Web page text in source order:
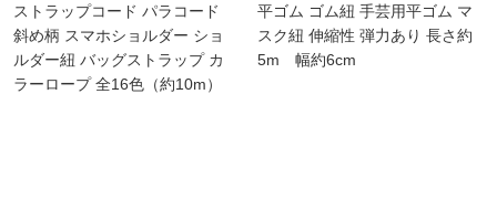
ストラップコード パラコード
斜め柄 スマホショルダー ショ
ルダー紐 バッグストラップ カ
ラーロープ 全16色（約10m）
平ゴム ゴム紐 手芸用平ゴム マ
スク紐 伸縮性 弾力あり 長さ約
5m 幅約6cm